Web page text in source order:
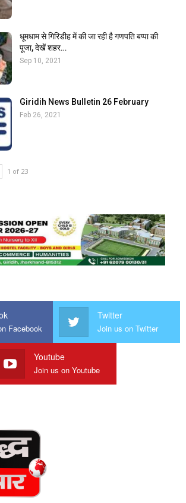
धूमधाम से गिरिडीह में की जा रही है गणपति बप्पा की
पूजा, देखें शहर…
Sep 10, 2021
Giridih News Bulletin 26 February
Feb 26, 2021
1 of 23
Facebook
Twitter
Join us on Twitter
Youtube
Join us on Youtube